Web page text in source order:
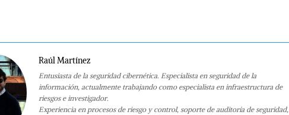
Raúl Martínez
Entusiasta de la seguridad cibernética. Especialista en seguridad de la
información, actualmente trabajando como especialista en infraestructura de
riesgos e investigador.
Experiencia en procesos de riesgo y control, soporte de auditoría de seguridad,